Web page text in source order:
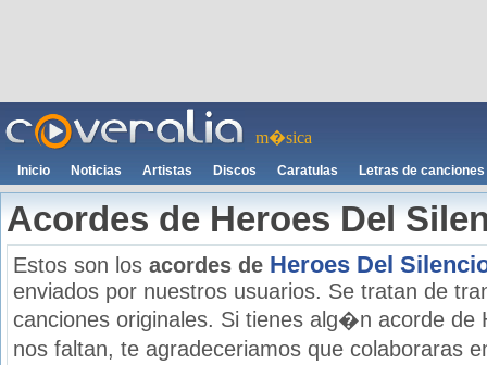
m�sica
Inicio Noticias Artistas Discos Caratulas Letras de canciones
Acordes de Heroes Del
Estos son los acordes de Heroes Del
enviados por nuestros usuarios. Se tratan de
canciones originales. Si tienes alg�n acorde de
nos faltan, te agradeceriamos que colaboraras